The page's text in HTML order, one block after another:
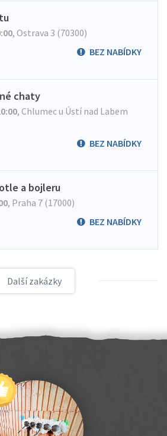
, Ostrava 3 (70300)
BEZ NABÍDKY
chaty
, Chlumec u Ústí nad Labem
BEZ NABÍDKY
a bojleru
, Praha 7 (17000)
BEZ NABÍDKY
Další zakázky